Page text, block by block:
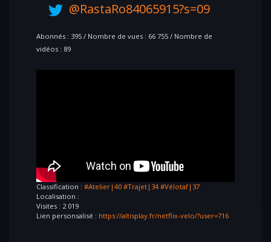
@RastaRo84065915?s=09
Abonnés : 395 / Nombre de vues : 66 755 / Nombre de
vidéos : 89
Classification : #Atelier|40 #Trajet|34 #Vélotaf|37
Localisation :
Visites : 2 019
Lien personsalisé : https://altisplay.fr/netflix-velo/?user=716